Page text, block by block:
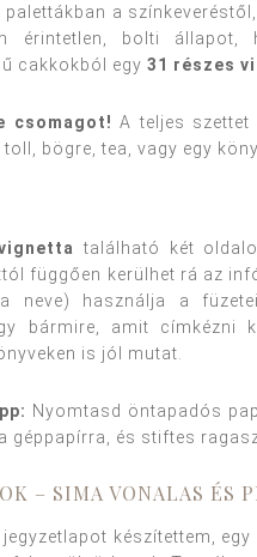
a
érintetlen, bolti
cakkokból egy 31 részes
csomagot! A teljes szettet
bögre, tea, vagy egy
található két
függően kerülhet rá az
neve) használja a
bármire, amit címkézni
is jól mutat.
Nyomtasd öntapadós
géppapírra, és stiftes
– SIMA VONALAS ÉS
készítettem,